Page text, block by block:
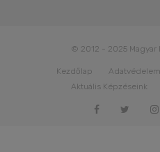
© 2012 - 2025 Magyar
Kezdőlap Adatvédelem
Aktuális Képzéseink